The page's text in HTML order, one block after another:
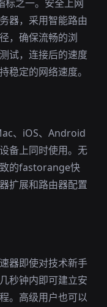
标之一。安全上网
器，采用智能路由
，确保流畅的浏
试，连接后的速度
稳定的网络速度。
、iOS、Android
备上同时使用。无
的fastorange快
扩展和路由器配置
器即使对技术新手
秒钟内即可建立安
。高级用户也可以